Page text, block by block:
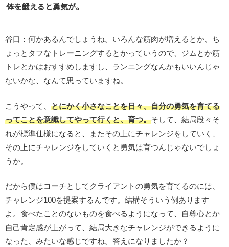
―― 体を鍛えると勇気が。
谷口：何かあるんでしょうね。いろんな筋肉が増えるとか、ち
ょっとタフなトレーニングするとかっていうので、ジムとか筋
トレとかはおすすめしますし、ランニングなんかもいいんじゃ
ないかな、なんて思っていますね。
こうやって、 とにかく小さなことを日々、自分の勇気を育てる
ってことを意識してやって行くと、育つ。そして、結局段々そ
れが標準仕様になると、またその上にチャレンジをしていく、
その上にチャレンジをしていくと勇気は育つんじゃないでしょ
うか。
だから僕はコーチとしてクライアントの勇気を育てるのには、
チャレンジ100を提案するんです。結構そういう例あります
よ。食べたことのないものを食べるようになって、自尊心とか
自己肯定感が上がって、結局大きなチャレンジができるように
なった、みたいな感じですね。答えになりましたか？